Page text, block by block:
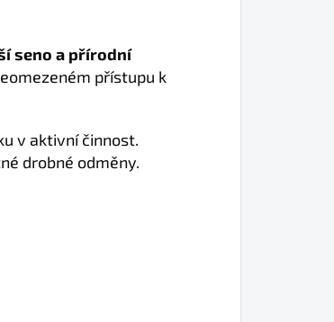
seno a přírodní
přístupu k
v aktivní činnost.
drobné odměny.